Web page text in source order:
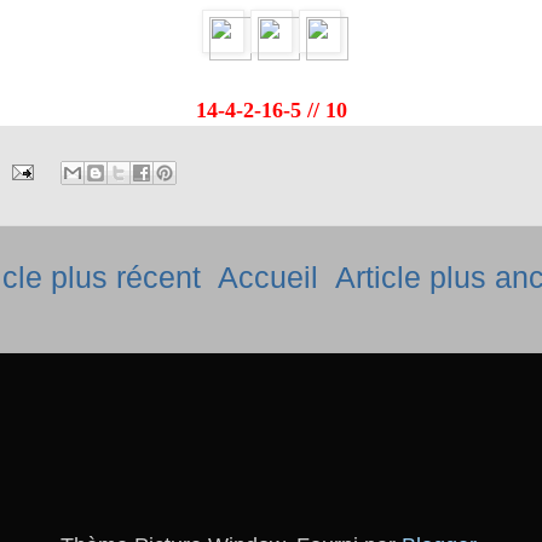
14-4-2-16-5 // 10
plus récent Article plus
Accueil